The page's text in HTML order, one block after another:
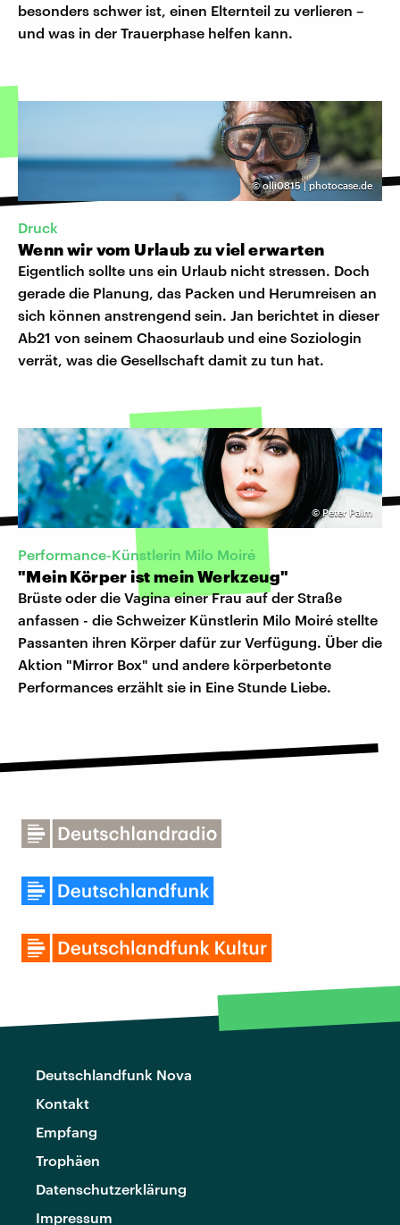
besonders schwer ist, einen Elternteil zu verlieren –
und was in der Trauerphase helfen kann.
©olli0815 | photocase.de
Druck
Wenn wir vom Urlaub zu viel erwarten
Eigentlich sollte uns ein Urlaub nicht stressen. Doch
gerade die Planung, das Packen und Herumreisen an
sich können anstrengend sein. Jan berichtet in dieser
Ab21 von seinem Chaosurlaub und eine Soziologin
verrät, was die Gesellschaft damit zu tun hat.
©Peter Palm
Performance-Künstlerin Milo Moiré
"Mein Körper ist mein Werkzeug"
Brüste oder die Vagina einer Frau auf der Straße
anfassen - die Schweizer Künstlerin Milo Moiré stellte
Passanten ihren Körper dafür zur Verfügung. Über die
Aktion "Mirror Box" und andere körperbetonte
Performances erzählt sie in Eine Stunde Liebe.
Deutschlandfunk Nova
Kontakt
Empfang
Trophäen
Datenschutzerklärung
Impressum